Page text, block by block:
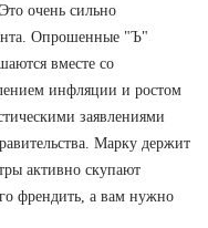
очень сильно
Опрошенные "Ъ"
вместе со
инфляции и ростом
заявлениями
Марку держит
активно скупают
френдить, а вам нужно